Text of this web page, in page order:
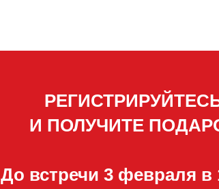
И ПОЛУЧИТЕ
До встречи 3 февраля в